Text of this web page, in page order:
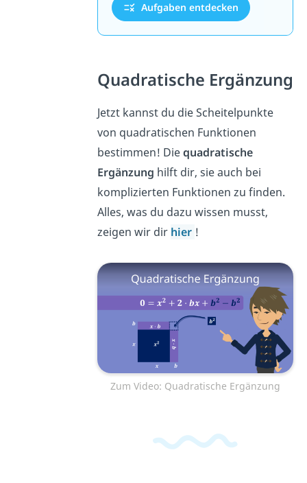
Aufgaben entdecken
Quadratische Ergänzung
Jetzt kannst du die Scheitelpunkte
von quadratischen Funktionen
bestimmen! Diequadratische
Ergänzung hilft dir, sie auch bei
komplizierten Funktionen zu finden.
Alles, was du dazu wissen musst,
zeigen wir dir hier !
Zum Video: Quadratische Ergänzung